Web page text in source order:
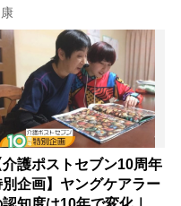
介護ポストセブン10周年
別企画】ヤングケアラー